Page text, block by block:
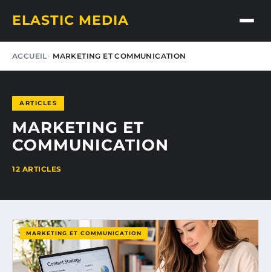
ELASTIC MEDIA
ACCUEIL MARKETING ET COMMUNICATION
ARTICLES
MARKETING ET
COMMUNICATION
12 ARTICLES
MARKETING ET COMMUNICATION